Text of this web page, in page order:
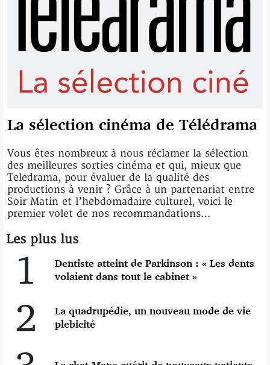
La sélection cinéma de Télédrama
Vous êtes nombreux à nous réclamer la sélection
des meilleures sorties cinéma et qui, mieux que
Teledrama, pour évaluer de la qualité des
productions à venir ? Grâce à un partenariat entre
Soir Matin et l’hebdomadaire culturel, voici le
premier volet de nos recommandations…
Les plus lus
1
Dentiste atteint de Parkinson : « Les dents
volaient dans tout le cabinet »
2
La quadrupédie, un nouveau mode de vie
plebicité